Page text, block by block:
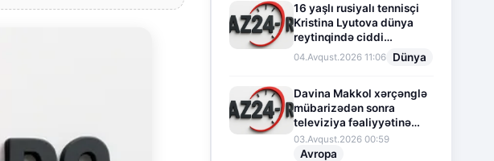
16 yaşlı rusiyalı tennisçi
Kristina Lyutova dünya
reytinqində ciddi
irəliləyişə imza atdı
04.Avqust.2026 11:06 Dünya
Davina Makkol xərçənglə
mübarizədən sonra
televiziya fəaliyyətinə
fasilə verir
03.Avqust.2026 00:59
Avropa